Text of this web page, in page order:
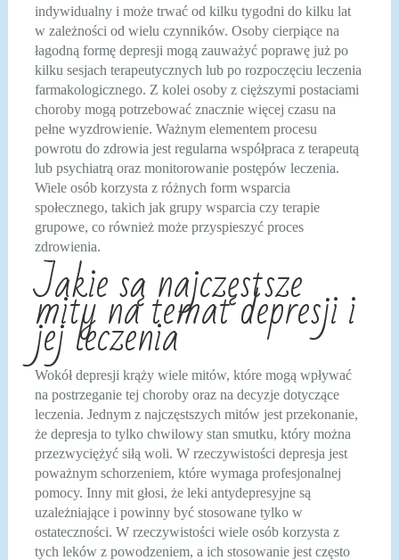
indywidualny i może trwać od kilku tygodni do kilku lat
w zależności od wielu czynników. Osoby cierpiące na
łagodną formę depresji mogą zauważyć poprawę już po
kilku sesjach terapeutycznych lub po rozpoczęciu leczenia
farmakologicznego. Z kolei osoby z cięższymi postaciami
choroby mogą potrzebować znacznie więcej czasu na
pełne wyzdrowienie. Ważnym elementem procesu
powrotu do zdrowia jest regularna współpraca z terapeutą
lub psychiatrą oraz monitorowanie postępów leczenia.
Wiele osób korzysta z różnych form wsparcia
społecznego, takich jak grupy wsparcia czy terapie
grupowe, co również może przyspieszyć proces
zdrowienia.
Jakie są najczęstsze
mity na temat depresji i
jej leczenia
Wokół depresji krąży wiele mitów, które mogą wpływać
na postrzeganie tej choroby oraz na decyzje dotyczące
leczenia. Jednym z najczęstszych mitów jest przekonanie,
że depresja to tylko chwilowy stan smutku, który można
przezwyciężyć siłą woli. W rzeczywistości depresja jest
poważnym schorzeniem, które wymaga profesjonalnej
pomocy. Inny mit głosi, że leki antydepresyjne są
uzależniające i powinny być stosowane tylko w
ostateczności. W rzeczywistości wiele osób korzysta z
tych leków z powodzeniem, a ich stosowanie jest często